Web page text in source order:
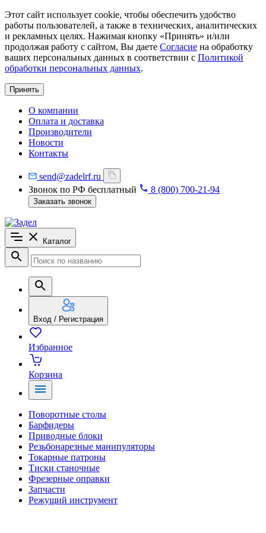
Этот сайт использует cookie, чтобы обеспечить удобство
работы пользователей, а также в технических, аналитических
и рекламных целях. Нажимая кнопку «Принять» и/или
продолжая работу с сайтом, Вы даете Согласие на обработку
ваших персональных данных в соответствии с Политикой
обработки персональных данных.
Принять
О компании
Оплата и доставка
Производители
Новости
Контакты
send@zadelrf.ru
Звонок по РФ бесплатный
8 (800) 700-21-94
Заказать звонок
Каталог
Вход / Регистрация
Избранное
Корзина
Поворотные столы
Барфидеры
Приводные блоки
Резьбонарезные манипуляторы
Токарные патроны
Тиски станочные
Фрезерные оправки
Запчасти
Режущий инструмент